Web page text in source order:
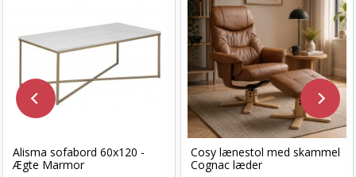
Alisma sofabord 60x120 -
Ægte Marmor
Cosy lænestol med skammel
Cognac læder